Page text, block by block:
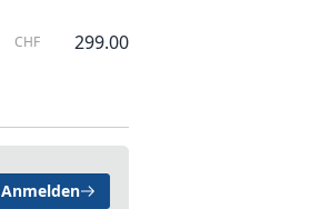
CHF 299.00
Anmelden